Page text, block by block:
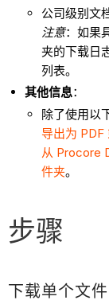
公司级别文
注意：如果
夹的下载日
列表。
其他信息：
除了使用以
导出为 PDF
从 Procore
件夹。
步骤
下载单个文